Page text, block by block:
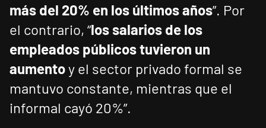
más del 20% en los últimos años”. Por
el contrario, “los salarios de los
empleados públicos tuvieron un
aumentoy el sector privado formal se
mantuvo constante, mientras que el
informal cayó 20%”.